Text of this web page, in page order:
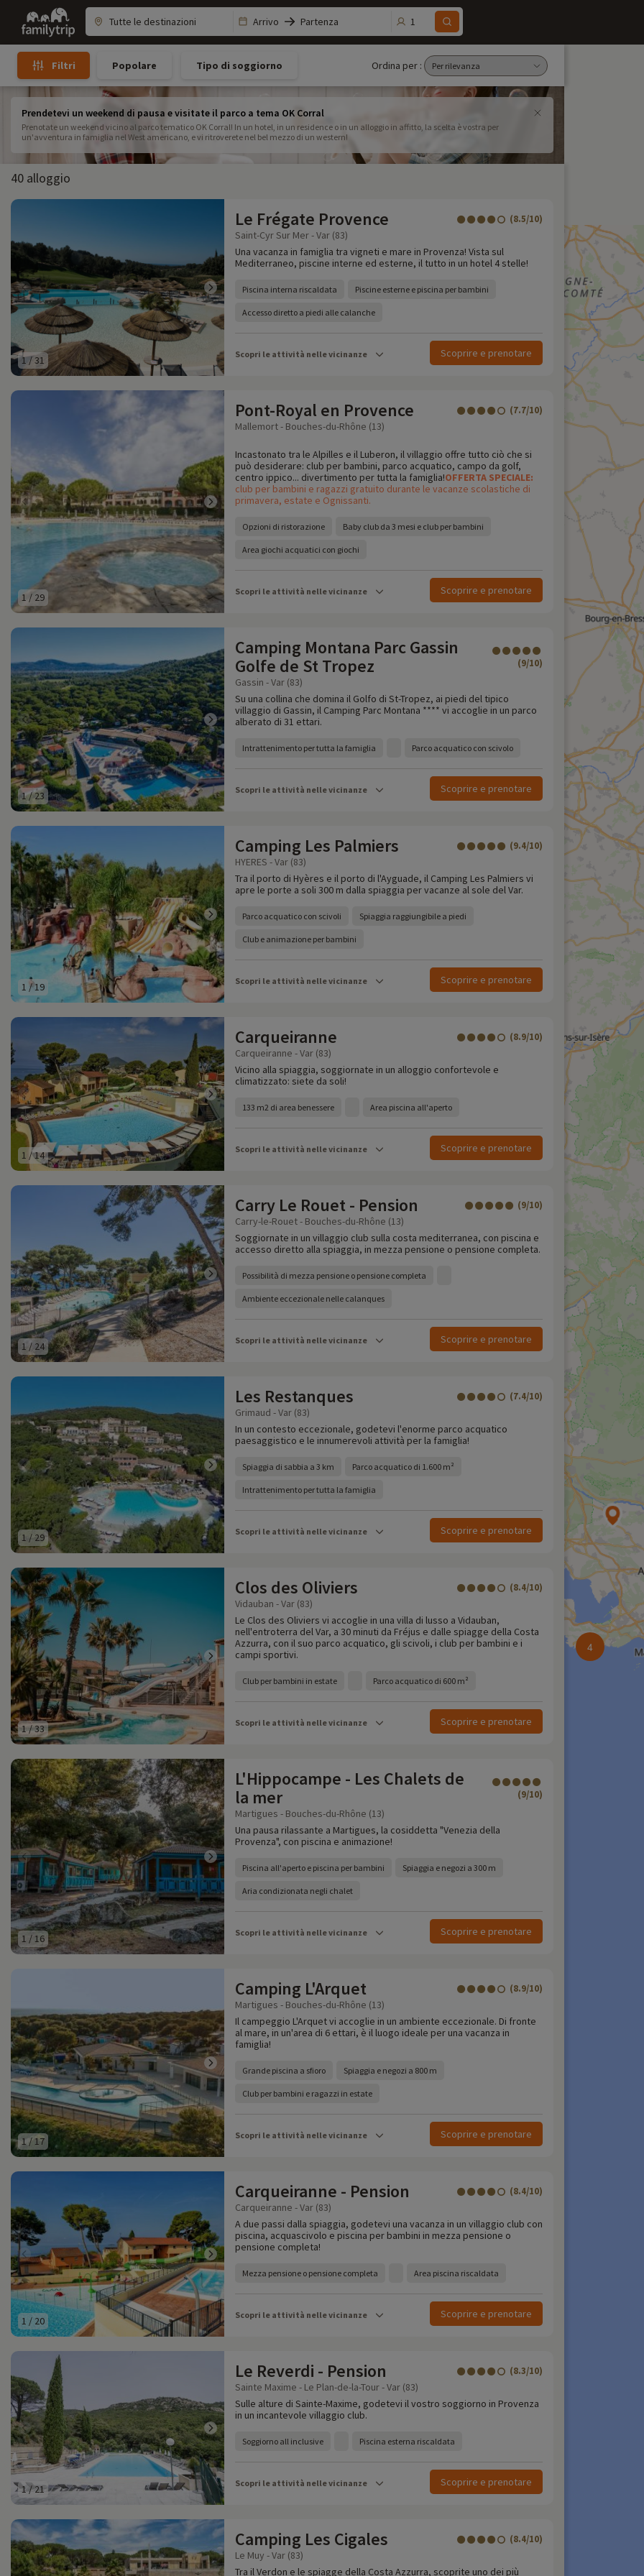
Family
trip
Arrivo Partenza 1
Filtri Popolare Tipo di soggiorno Ordina per :
Prendetevi un weekend di pausa e visitate il parco a tema OK Corral
Prenotate un weekend vicino al parco tematico OK Corral! In un hotel, in un residence o in un alloggio in affitto, la scelta è vostra per
un'avventura in famiglia nel West americano, e vi ritroverete nel bel mezzo di un western!
40 alloggio
1/31
Le Frégate Provence (8.5/10)
Saint-Cyr Sur Mer - Var (83)
Una vacanza in famiglia tra vigneti e mare in Provenza! Vista sul
Mediterraneo, piscine interne ed esterne, il tutto in un hotel 4 stelle!
Piscina interna riscaldata Piscine esterne e piscina per bambini
Accesso diretto a piedi alle calanche
Scopri le attività nelle vicinanze Scoprire e prenotare
1 / 29
Pont-Royal en Provence (7.7/10)
Mallemort - Bouches-du-Rhône (13)
Incastonato tra le Alpilles e il Luberon, il villaggio offre tutto ciò che si
può desiderare: club per bambini, parco acquatico, campo da golf,
centro ippico... divertimento per tutta la famiglia!OFFERTA SPECIALE:
club per bambini e ragazzi gratuito durante le vacanze scolastiche di
primavera, estate e Ognissanti.
Opzioni di ristorazione Baby club da 3 mesi e club per bambini
Area giochi acquatici con giochi
Scopri le attività nelle vicinanze Scoprire e prenotare
1/23
Camping Montana Parc Gassin
Golfe de St Tropez
(9/10)
Gassin - Var (83)
Su una collina che domina il Golfo di St-Tropez, ai piedi del tipico
villaggio di Gassin, il Camping Parc Montana **** vi accoglie in un parco
alberato di 31 ettari.
Intrattenimento per tutta la famiglia Parco acquatico con scivolo
Scopri le attività nelle vicinanze Scoprire e prenotare
1 /19
Camping Les Palmiers (9.4/10)
HYERES - Var (83)
Tra il porto di Hyères e il porto di l'Ayguade, il Camping Les Palmiers vi
apre le porte a soli 300 m dalla spiaggia per vacanze al sole del Var.
Parco acquatico con scivoli Spiaggia raggiungibile a piedi
Club e animazione per bambini
Scopri le attività nelle vicinanze Scoprire e prenotare
1 /14
Carqueiranne (8.9/10)
Carqueiranne - Var (83)
Vicino alla spiaggia, soggiornate in un alloggio confortevole e
climatizzato: siete da soli!
133 m2 di area benessere Area piscina all'aperto
Scopri le attività nelle vicinanze Scoprire e prenotare
1 / 24
Carry Le Rouet - Pension (9/10)
Carry-le-Rouet - Bouches-du-Rhône (13)
Soggiornate in un villaggio club sulla costa mediterranea, con piscina e
accesso diretto alla spiaggia, in mezza pensione o pensione completa.
Possibilità di mezza pensione o pensione completa
Ambiente eccezionale nelle calanques
Scopri le attività nelle vicinanze Scoprire e prenotare
1 / 29
Les Restanques (7.4/10)
Grimaud - Var (83)
In un contesto eccezionale, godetevi l'enorme parco acquatico
paesaggistico e le innumerevoli attività per la famiglia!
Spiaggia di sabbia a 3 km Parco acquatico di 1.600 m²
Intrattenimento per tutta la famiglia
Scopri le attività nelle vicinanze Scoprire e prenotare
1/33
Clos des Oliviers (8.4/10)
Vidauban - Var (83)
Le Clos des Oliviers vi accoglie in una villa di lusso a Vidauban,
nell'entroterra del Var, a 30 minuti da Fréjus e dalle spiagge della Costa
Azzurra, con il suo parco acquatico, gli scivoli, i club per bambini e i
campi sportivi.
Club per bambini in estate Parco acquatico di 600 m²
Scopri le attività nelle vicinanze Scoprire e prenotare
1 / 16
L'Hippocampe - Les Chalets de
la mer
(9/10)
Martigues - Bouches-du-Rhône (13)
Una pausa rilassante a Martigues, la cosiddetta "Venezia della
Provenza", con piscina e animazione!
Piscina all'aperto e piscina per bambini Spiaggia e negozi a 300 m
Aria condizionata negli chalet
Scopri le attività nelle vicinanze Scoprire e prenotare
1/17
Camping L'Arquet (8.9/10)
Martigues - Bouches-du-Rhône (13)
Il campeggio L'Arquet vi accoglie in un ambiente eccezionale. Di fronte
al mare, in un'area di 6 ettari, è il luogo ideale per una vacanza in
famiglia!
Grande piscina a sfioro Spiaggia e negozi a 800 m
Club per bambini e ragazzi in estate
Scopri le attività nelle vicinanze Scoprire e prenotare
1 / 20
Carqueiranne - Pension (8.4/10)
Carqueiranne - Var (83)
A due passi dalla spiaggia, godetevi una vacanza in un villaggio club con
piscina, acquascivolo e piscina per bambini in mezza pensione o
pensione completa!
Mezza pensione o pensione completa Area piscina riscaldata
Scopri le attività nelle vicinanze Scoprire e prenotare
1/21
Le Reverdi - Pension (8.3/10)
Sainte Maxime - Le Plan-de-la-Tour - Var (83)
Sulle alture di Sainte-Maxime, godetevi il vostro soggiorno in Provenza
in un incantevole villaggio club.
Soggiorno all inclusive Piscina esterna riscaldata
Scopri le attività nelle vicinanze Scoprire e prenotare
Camping Les Cigales (8.4/10)
Le Muy - Var (83)
Tra il Verdon e le spiagge della Costa Azzurra, scoprite uno dei più
4